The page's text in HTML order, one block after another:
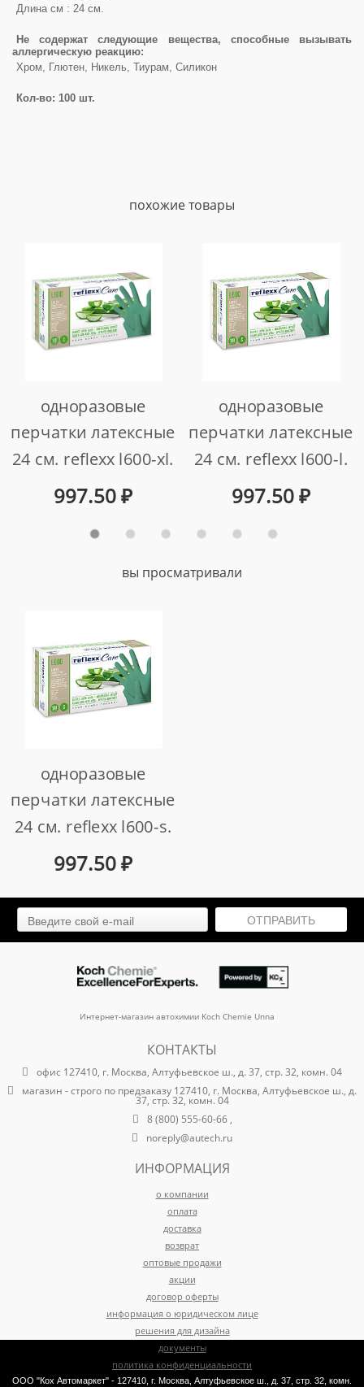
Длина см : 24 см.
Не содержат следующие вещества, способные вызывать
аллергическую реакцию:
Хром, Глютен, Никель, Тиурам, Силикон
Кол-во: 100 шт.
похожие товары
одноразовые
перчатки латексные
24 см. reflexx l600-xl.
6.2 гр. толщина 0,12
арт. l600-xl
997.50₽
одноразовые
перчатки латексные
24 см. reflexx l600-l.
6.2 гр. толщина 0,12
арт. l600-l
997.50₽
вы просматривали
одноразовые
перчатки латексные
24 см. reflexx l600-s.
6.2 гр. толщина 0,12
арт. l600-s
997.50₽
ОТПРАВИТЬ
Интернет-магазин автохимии Koch Chemie Unna
КОНТАКТЫ
офис 127410, г. Москва, Алтуфьевское ш., д. 37, стр. 32, комн. 04
магазин - строго по предзаказу 127410, г. Москва, Алтуфьевское ш., д.
37, стр. 32, комн. 04
8 (800) 555-60-66 ,
noreply@autech.ru
ИНФОРМАЦИЯ
о компании
оплата
доставка
возврат
оптовые продажи
акции
договор оферты
информация о юридическом лице
решения для дизайна
документы
политика конфиденциальности
ООО "Кох Автомаркет" - 127410, г. Москва, Алтуфьевское ш., д. 37, стр. 32, комн.